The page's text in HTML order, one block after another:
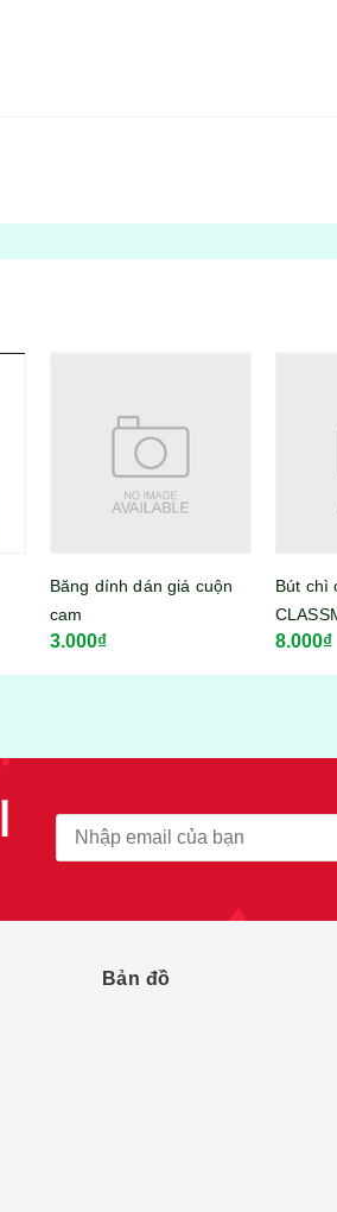
Bút chì công chúa 2B
CLASSMATE PC02-PR
loại tốt
8.000₫
Bút chì
loại tốt
8.000₫
Bản đồ